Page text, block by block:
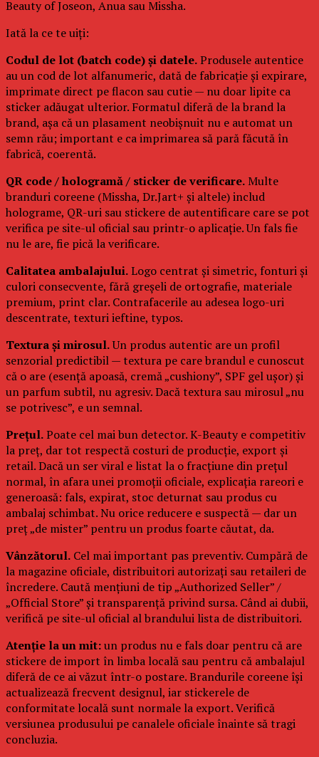
Beauty of Joseon, Anua sau Missha.
Iată la ce te uiți:
Codul de lot (batch code) și datele.Produsele autentice
au un cod de lot alfanumeric, dată de fabricație și expirare,
imprimate direct pe flacon sau cutie — nu doar lipite ca
sticker adăugat ulterior. Formatul diferă de la brand la
brand, așa că un plasament neobișnuit nu e automat un
semn rău; important e ca imprimarea să pară făcută în
fabrică, coerentă.
QR code / hologramă / sticker de verificare.Multe
branduri coreene (Missha, Dr.Jart+ și altele) includ
holograme, QR-uri sau stickere de autentificare care se pot
verifica pe site-ul oficial sau printr-o aplicație. Un fals fie
nu le are, fie pică la verificare.
Calitatea ambalajului.Logo centrat și simetric, fonturi și
culori consecvente, fără greșeli de ortografie, materiale
premium, print clar. Contrafacerile au adesea logo-uri
descentrate, texturi ieftine, typos.
Textura și mirosul.Un produs autentic are un profil
senzorial predictibil — textura pe care brandul e cunoscut
că o are (esență apoasă, cremă „cushiony”, SPF gel ușor) și
un parfum subtil, nu agresiv. Dacă textura sau mirosul „nu
se potrivesc”, e un semnal.
Prețul.Poate cel mai bun detector. K-Beauty e competitiv
la preț, dar tot respectă costuri de producție, export și
retail. Dacă un ser viral e listat la o fracțiune din prețul
normal, în afara unei promoții oficiale, explicația rareori e
generoasă: fals, expirat, stoc deturnat sau produs cu
ambalaj schimbat. Nu orice reducere e suspectă — dar un
preț „de mister” pentru un produs foarte căutat, da.
Vânzătorul. Cel mai important pas preventiv. Cumpără de
la magazine oficiale, distribuitori autorizați sau retaileri de
încredere. Caută mențiuni de tip „Authorized Seller” /
„Official Store” și transparență privind sursa. Când ai dubii,
verifică pe site-ul oficial al brandului lista de distribuitori.
Atenție la un mit:un produs nu e fals doar pentru că are
stickere de import în limba locală sau pentru că ambalajul
diferă de ce ai văzut într-o postare. Brandurile coreene își
actualizează frecvent designul, iar stickerele de
conformitate locală sunt normale la export. Verifică
versiunea produsului pe canalele oficiale înainte să tragi
concluzia.